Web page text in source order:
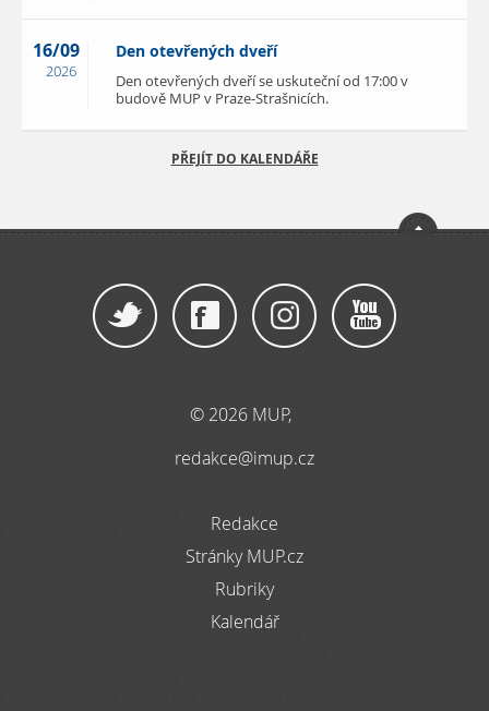
16/09
2026
Den otevřených dveří
Den otevřených dveří se uskuteční od 17:00 v
budově MUP v Praze-Strašnicích.
PŘEJÍT DO KALENDÁŘE
© 2026 MUP,
redakce@imup.cz
Redakce
Stránky MUP.cz
Rubriky
Kalendář